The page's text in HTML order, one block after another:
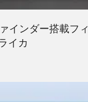
インダー搭載フィ
イカ